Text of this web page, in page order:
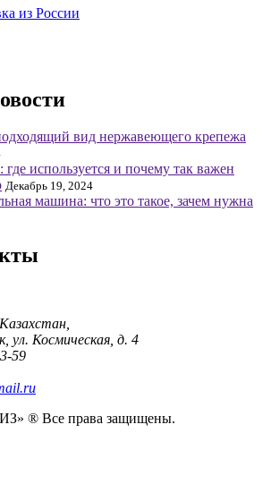
из России
вид нержавеющего крепежа
используется и почему так важен
Декабрь 19, 2024
машина: что это такое, зачем нужна
ул. Космическая, д. 4
59
® Все права защищены.